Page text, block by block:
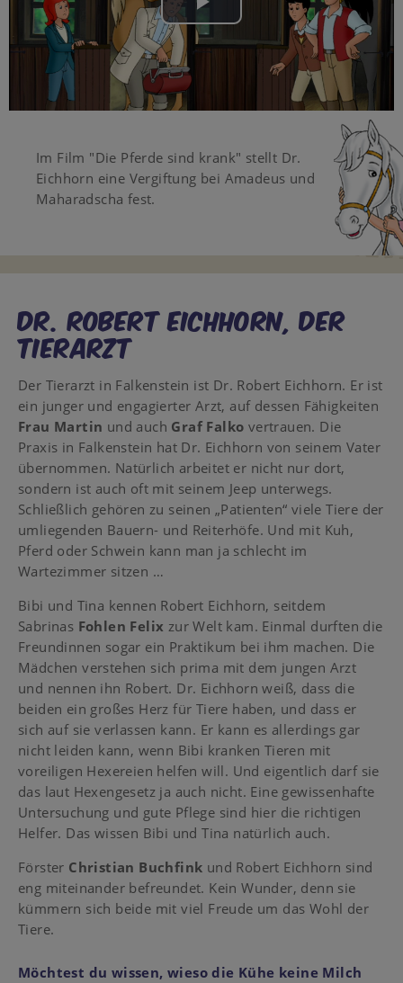
Play
Video
Im Film "Die Pferde sind krank" stellt Dr.
Eichhorn eine Vergiftung bei Amadeus und
Maharadscha fest.
Dr. Robert Eichhorn, DER
TIERARZT
Der Tierarzt in Falkenstein ist Dr. Robert Eichhorn. Er ist
ein junger und engagierter Arzt, auf dessen Fähigkeiten
Frau Martin und auch Graf Falko vertrauen. Die
Praxis in Falkenstein hat Dr. Eichhorn von seinem Vater
übernommen. Natürlich arbeitet er nicht nur dort,
sondern ist auch oft mit seinem Jeep unterwegs.
Schließlich gehören zu seinen „Patienten“ viele Tiere der
umliegenden Bauern- und Reiterhöfe. Und mit Kuh,
Pferd oder Schwein kann man ja schlecht im
Wartezimmer sitzen …
Bibi und Tina kennen Robert Eichhorn, seitdem
Sabrinas Fohlen Felix zur Welt kam. Einmal durften die
Freundinnen sogar ein Praktikum bei ihm machen. Die
Mädchen verstehen sich prima mit dem jungen Arzt
und nennen ihn Robert. Dr. Eichhorn weiß, dass die
beiden ein großes Herz für Tiere haben, und dass er
sich auf sie verlassen kann. Er kann es allerdings gar
nicht leiden kann, wenn Bibi kranken Tieren mit
voreiligen Hexereien helfen will. Und eigentlich darf sie
das laut Hexengesetz ja auch nicht. Eine gewissenhafte
Untersuchung und gute Pflege sind hier die richtigen
Helfer. Das wissen Bibi und Tina natürlich auch.
Förster Christian Buchfink und Robert Eichhorn sind
eng miteinander befreundet. Kein Wunder, denn sie
kümmern sich beide mit viel Freude um das Wohl der
Tiere.
Möchtest du wissen, wieso die Kühe keine Milch